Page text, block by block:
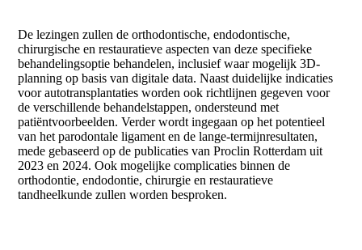
De lezingen zullen de orthodontische, endodontische,
chirurgische en restauratieve aspecten van deze specifieke
behandelingsoptie behandelen, inclusief waar mogelijk 3D-
planning op basis van digitale data. Naast duidelijke indicaties
voor autotransplantaties worden ook richtlijnen gegeven voor
de verschillende behandelstappen, ondersteund met
patiëntvoorbeelden. Verder wordt ingegaan op het potentieel
van het parodontale ligament en de lange-termijnresultaten,
mede gebaseerd op de publicaties van Proclin Rotterdam uit
2023 en 2024. Ook mogelijke complicaties binnen de
orthodontie, endodontie, chirurgie en restauratieve
tandheelkunde zullen worden besproken.